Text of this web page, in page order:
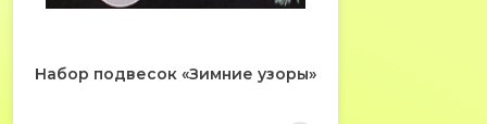
Набор подвесок «Зимние узоры»